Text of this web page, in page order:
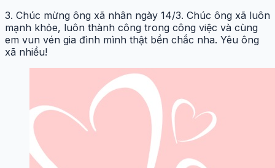
3. Chúc mừng ông xã nhân ngày 14/3. Chúc ông xã luôn
mạnh khỏe, luôn thành công trong công việc và cùng
em vun vén gia đình mình thật bền chắc nha. Yêu ông
xã nhiều!